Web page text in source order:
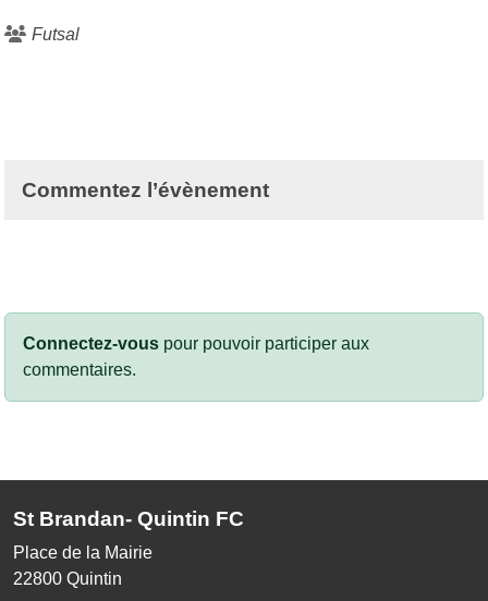
Futsal
Commentez l’évènement
Connectez-vous pour pouvoir participer aux
commentaires.
St Brandan- Quintin FC
Place de la Mairie
22800 Quintin